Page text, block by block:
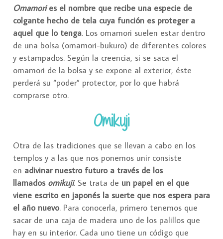
Omamories el nombre que recibe una especie de
colgante hecho de tela cuya función es proteger a
aquel que lo tenga. Los omamori suelen estar dentro
de una bolsa (omamori-bukuro) de diferentes colores
y estampados. Según la creencia, si se saca el
omamori de la bolsa y se expone al exterior, éste
perderá su “poder” protector, por lo que habrá
comprarse otro.
Omikuji
Otra de las tradiciones que se llevan a cabo en los
templos y a las que nos ponemos unir consiste
en adivinar nuestro futuro a través de los
llamados omikuji. Se trata de un papel en el que
viene escrito en japonés la suerte que nos espera para
el año nuevo. Para conocerla, primero tenemos que
sacar de una caja de madera uno de los palillos que
hay en su interior. Cada uno tiene un código que